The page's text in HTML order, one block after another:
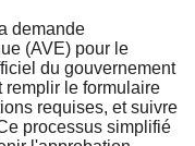
demande
(AVE) pour le
du gouvernement
remplir le formulaire
requises, et suivre
processus simplifié